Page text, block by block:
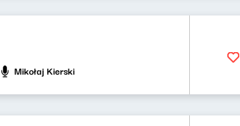
Mikołaj Kierski